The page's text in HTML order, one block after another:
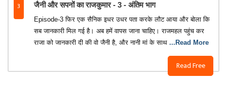
3 जैनी और सपनों का राजकुमार - 3 - अंतिम भाग
Read Free
Episode-3 फिर एक सैनिक इधर उधर पता करके लौट आया और बोला कि
सब जानकारी मिल गई है। अब हमें वापस जाना चाहिए। राजमहल पहुंच कर
राजा को जानकारी दी की वो जैनी है, और नानी मां के साथ ...Read More